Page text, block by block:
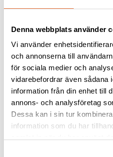
Denna webbplats använder
Vi använder
och annonserna till
för sociala medier och
vidarebefordrar även sådana
information från din enhet till
annons- och analysföretag
Dessa kan i sin tur
information som du har
Hundbädd Drömma
Large
90x69x21 cm